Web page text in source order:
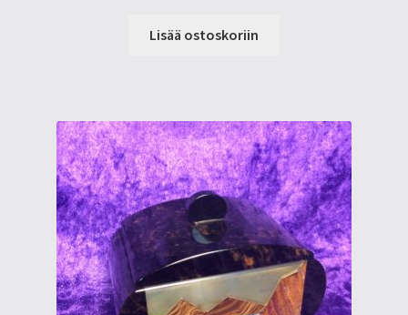
Lisää ostoskoriin